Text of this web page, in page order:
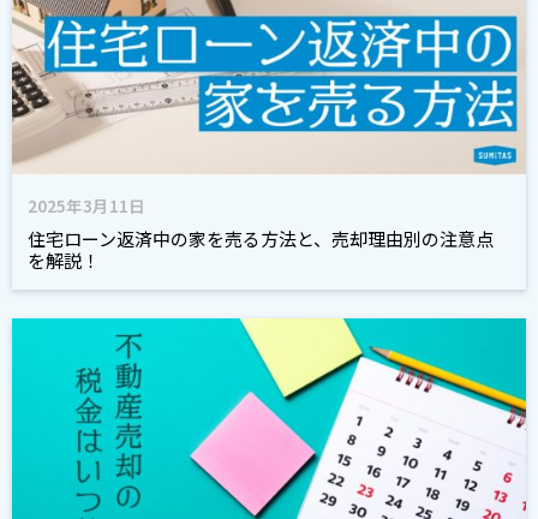
2025年3月11日
住宅ローン返済中の家を売る方法と、売却理由別の注意点
を解説！